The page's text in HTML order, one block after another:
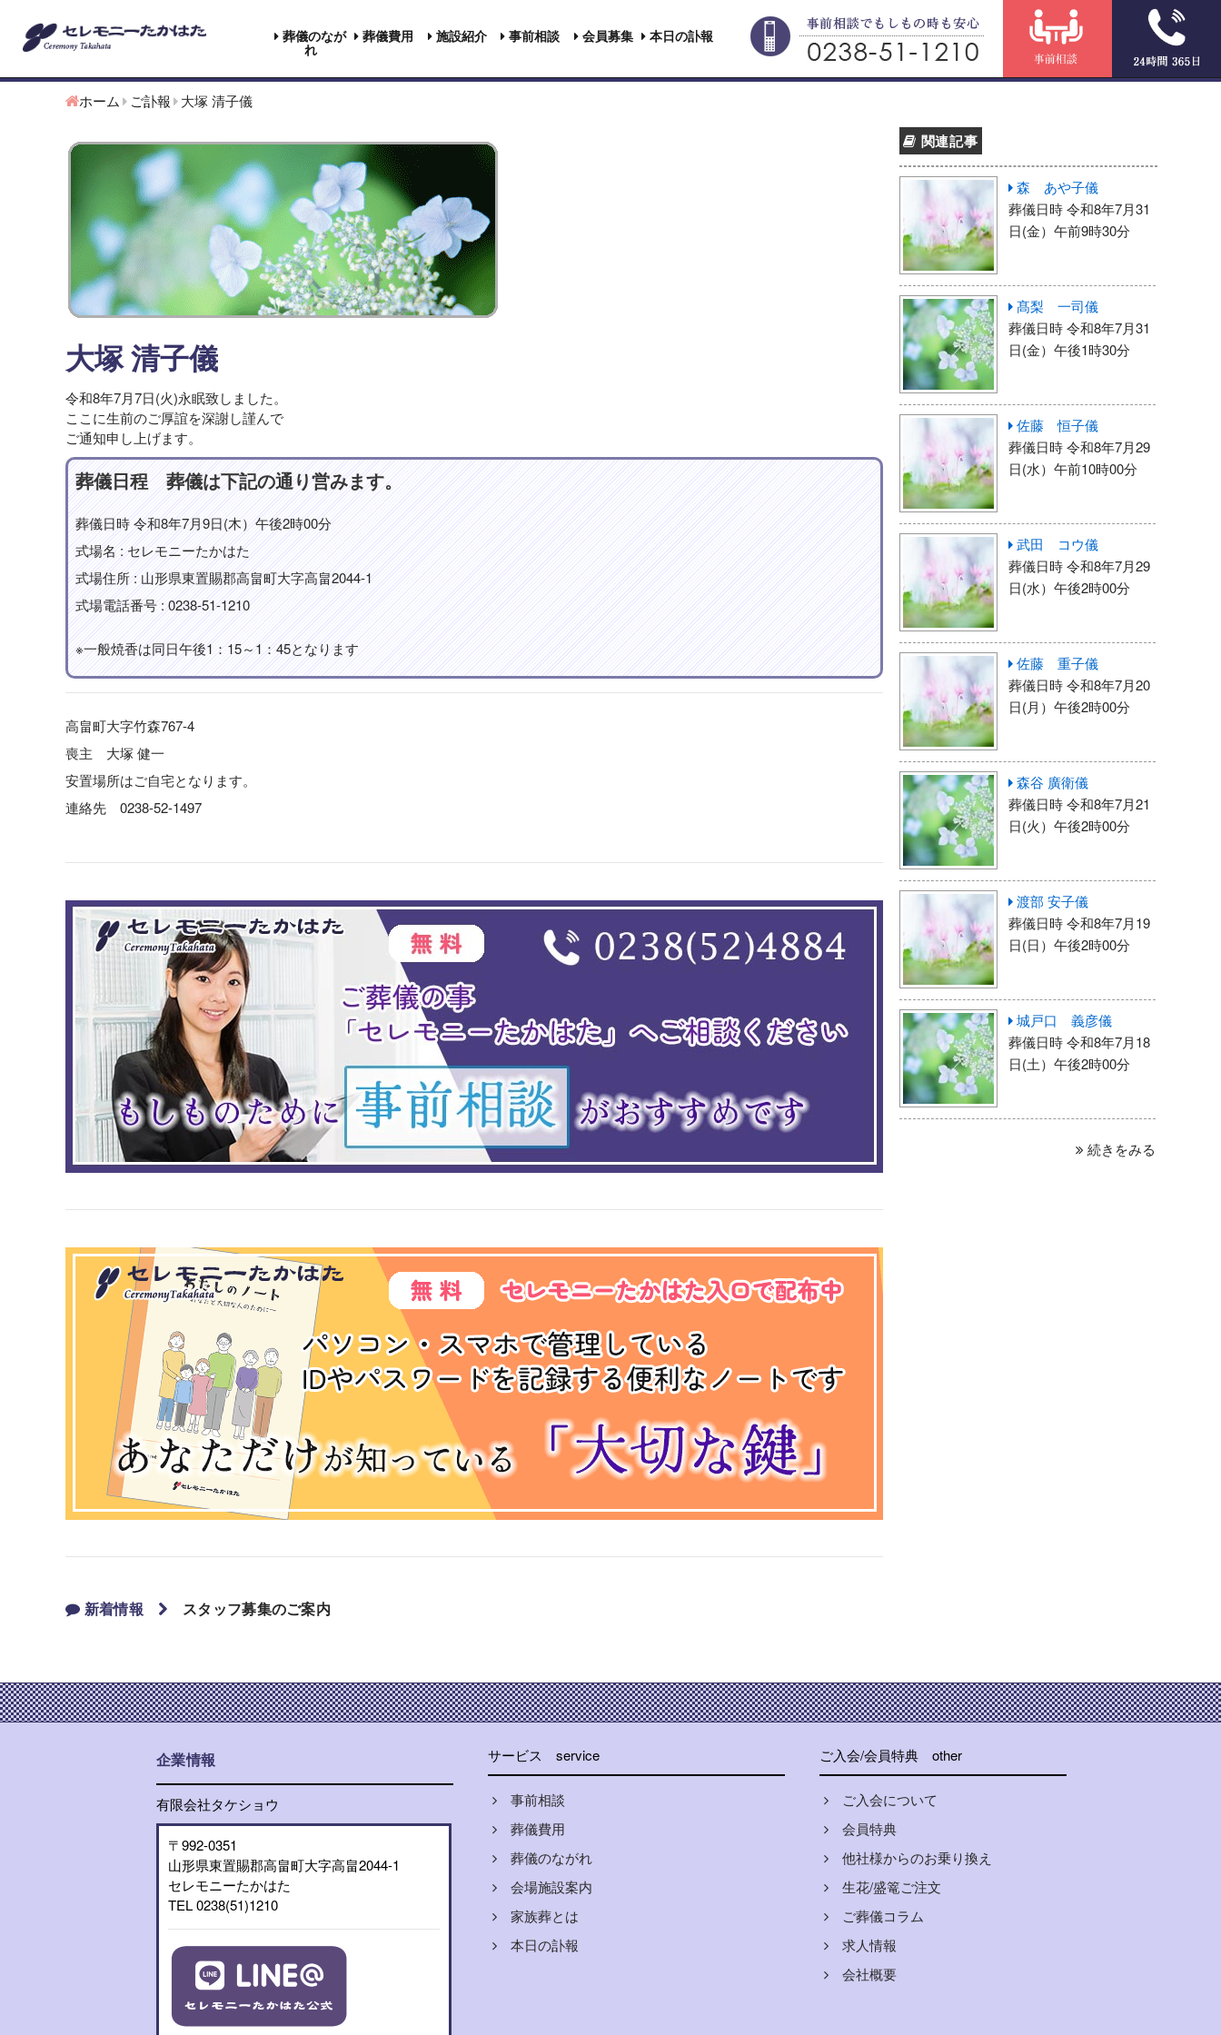
葬儀のなが
れ
葬儀費用 施設紹介 事前相談 会員募集 本日の訃報
ホーム ご訃報 大塚 清子儀
大塚 清子儀
令和8年7月7日(火)永眠致しました。
ここに生前のご厚誼を深謝し謹んで
ご通知申し上げます。
葬儀日程 葬儀は下記の通り営みます。
葬儀日時 令和8年7月9日(木）午後2時00分
式場名 : セレモニーたかはた
式場住所 : 山形県東置賜郡高畠町大字高畠2044-1
式場電話番号 : 0238-51-1210
※一般焼香は同日午後1：15～1：45となります
高畠町大字竹森767-4
喪主 大塚 健一
安置場所はご自宅となります。
連絡先 0238-52-1497
新着情報 スタッフ募集のご案内
関連記事
森 あや子儀
葬儀日時 令和8年7月31
日(金）午前9時30分
髙梨 一司儀
葬儀日時 令和8年7月31
日(金）午後1時30分
佐藤 恒子儀
葬儀日時 令和8年7月29
日(水）午前10時00分
武田 コウ儀
葬儀日時 令和8年7月29
日(水）午後2時00分
佐藤 重子儀
葬儀日時 令和8年7月20
日(月）午後2時00分
森谷 廣衛儀
葬儀日時 令和8年7月21
日(火）午後2時00分
渡部 安子儀
葬儀日時 令和8年7月19
日(日）午後2時00分
城戸口 義彦儀
葬儀日時 令和8年7月18
日(土）午後2時00分
続きをみる
企業情報
有限会社タケショウ
〒992-0351
山形県東置賜郡高畠町大字高畠2044-1
セレモニーたかはた
TEL 0238(51)1210
サービス service
事前相談
葬儀費用
葬儀のながれ
会場施設案内
家族葬とは
本日の訃報
ご入会/会員特典 other
ご入会について
会員特典
他社様からのお乗り換え
生花/盛篭ご注文
ご葬儀コラム
求人情報
会社概要